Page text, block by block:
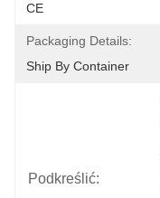
CE
Packaging Details:
Ship By Container
Podkreślić: